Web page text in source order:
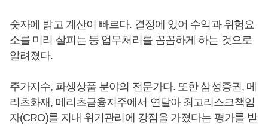
숫자에 밝고 계산이 빠르다. 결정에 있어 수익과 위험요
소를 미리 살피는 등 업무처리를 꼼꼼하게 하는 것으로
알려졌다.
주가지수, 파생상품 분야의 전문가다. 또한 삼성증권, 메
리츠화재, 메리츠금융지주에서 연달아 최고리스크책임
자(CRO)를 지내 위기관리에 강점을 가졌다는 평가를 받